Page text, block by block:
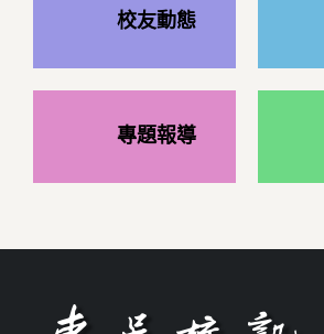
校友動態
專題報導